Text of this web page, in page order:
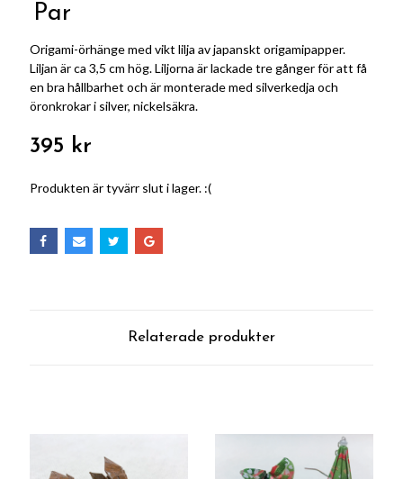
Par
Origami-örhänge med vikt lilja av japanskt origamipapper.
Liljan är ca 3,5 cm hög. Liljorna är lackade tre gånger för att få
en bra hållbarhet och är monterade med silverkedja och
öronkrokar i silver, nickelsäkra.
395 kr
Produkten är tyvärr slut i lager. :(
Relaterade produkter